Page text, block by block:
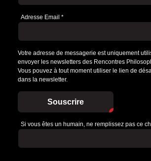
Adresse Email *
Votre adresse de messagerie est uniquement
envoyer les newsletters des Rencontres
Vous pouvez à tout moment utiliser le lien de
dans la newsletter.
Souscrire
Si vous êtes un humain, ne remplissez pas ce